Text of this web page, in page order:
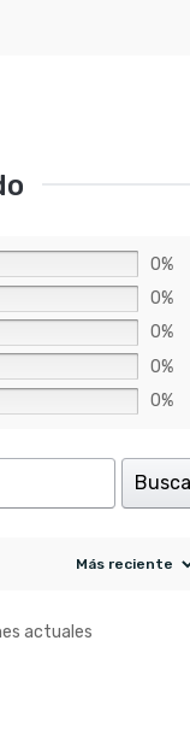
0%
0%
0%
0%
0%
actuales